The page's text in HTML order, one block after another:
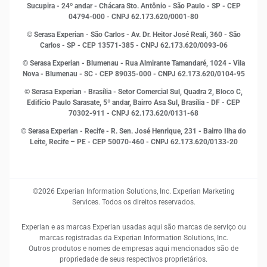
Leis e impostos
Marketing
Open Finance
Proteção de Dados
Sustentabilidade Corporativa
Sucupira - 24º andar - Chácara Sto. Antônio - São Paulo - SP - CEP
04794-000 - CNPJ 62.173.620/0001-80
© Serasa Experian - São Carlos - Av. Dr. Heitor José Reali, 360 - São
Carlos - SP - CEP 13571-385 - CNPJ 62.173.620/0093-06
© Serasa Experian - Blumenau - Rua Almirante Tamandaré, 1024 - Vila
Nova - Blumenau - SC - CEP 89035-000 - CNPJ 62.173.620/0104-95
© Serasa Experian - Brasília - Setor Comercial Sul, Quadra 2, Bloco C,
Edifício Paulo Sarasate, 5º andar, Bairro Asa Sul, Brasília - DF - CEP
70302-911 - CNPJ 62.173.620/0131-68
© Serasa Experian - Recife - R. Sen. José Henrique, 231 - Bairro Ilha do
Leite, Recife – PE - CEP 50070-460 - CNPJ 62.173.620/0133-20
©2026 Experian Information Solutions, Inc. Experian Marketing
Services. Todos os direitos reservados.
Experian e as marcas Experian usadas aqui são marcas de serviço ou
marcas registradas da Experian Information Solutions, Inc.
Outros produtos e nomes de empresas aqui mencionados são de
propriedade de seus respectivos proprietários.